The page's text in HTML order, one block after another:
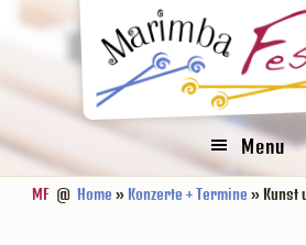
Hauptnavigation
Seitenspalte
Menu
MF @ Home »Konzerte + Termine » Kunst